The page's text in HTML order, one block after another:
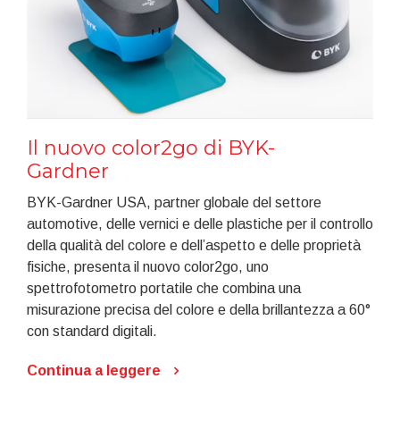
Il nuovo color2go di BYK-
Gardner
BYK-Gardner USA, partner globale del settore
automotive, delle vernici e delle plastiche per il controllo
della qualità del colore e dell’aspetto e delle proprietà
fisiche, presenta il nuovo color2go, uno
spettrofotometro portatile che combina una
misurazione precisa del colore e della brillantezza a 60°
con standard digitali.
Continua a leggere